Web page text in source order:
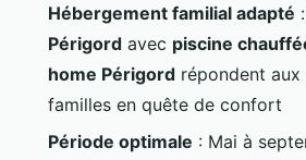
Hébergement familial adapté :
Périgord avec piscine
home Périgord répondent
familles en quête de confort
Période optimale : Mai à